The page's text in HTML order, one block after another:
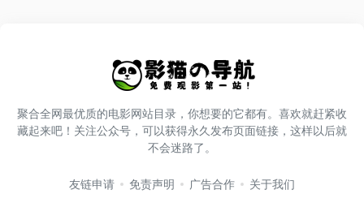
聚合全网最优质的电影网站目录，你想要的它都有。喜欢就赶紧收
藏起来吧！关注公众号，可以获得永久发布页面链接，这样以后就
不会迷路了。
友链申请 免责声明 广告合作 关于我们